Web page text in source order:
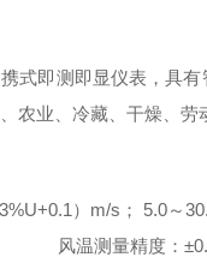
式即测即显仪表，具
农业、冷藏、干燥、劳
）m/s； 5.0～
风温测量精度：